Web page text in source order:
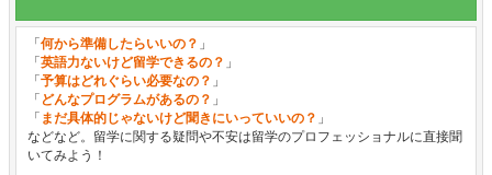
「 何から準備したらいいの？ 」
「 英語力ないけど留学できるの？ 」
「 予算はどれぐらい必要なの？ 」
「 どんなプログラムがあるの？ 」
「 まだ具体的じゃないけど聞きにいっていいの？ 」
などなど。留学に関する疑問や不安は留学のプロフェッショナルに直接聞
いてみよう！